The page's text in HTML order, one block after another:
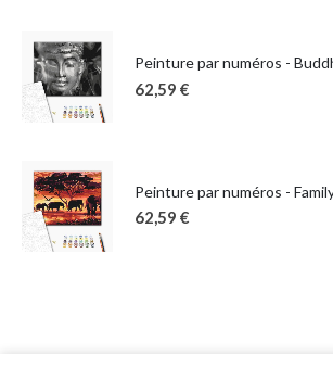
62,59 €
Peinture par numéros -
62,59 €